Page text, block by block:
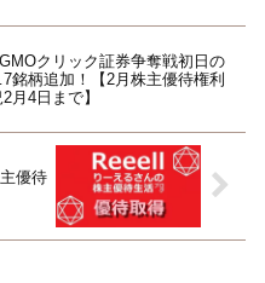
クリック証券争奪戦初日の
銘柄追加！【2月株主優待権利
月4日まで】
優待